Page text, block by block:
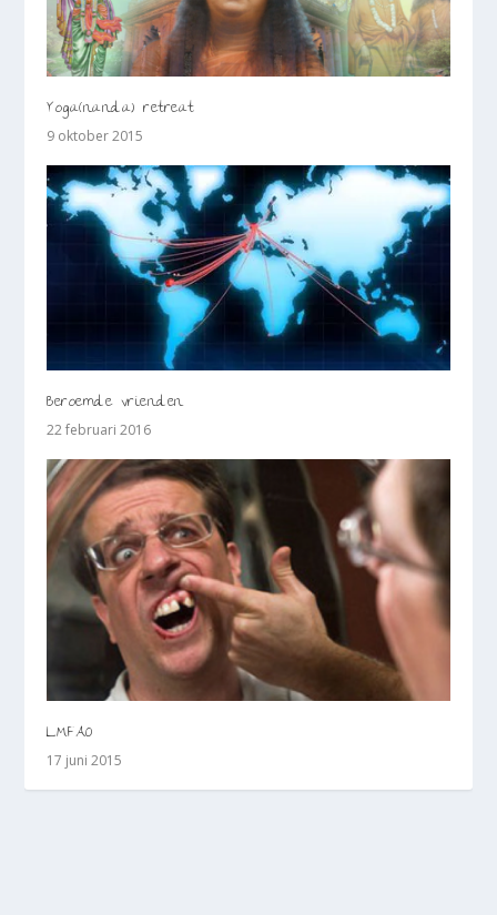
Yoga(nanda) retreat
9 oktober 2015
Beroemde vrienden
22 februari 2016
LMFAO
17 juni 2015